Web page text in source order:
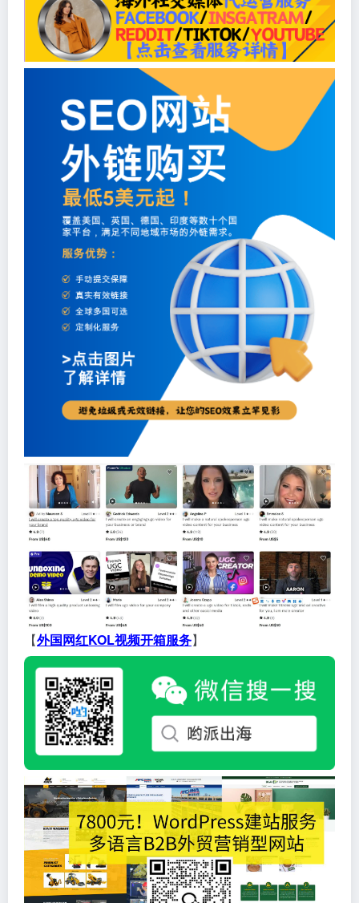
【外国网红KOL视频开箱服务】